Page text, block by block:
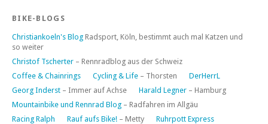
BIKE-BLOGS
Christiankoeln's Blog Radsport, Köln, bestimmt auch mal Katzen und
so weiter
Christof Tscherter – Rennradblog aus der Schweiz
Coffee & Chainrings
Cycling & Life – Thorsten
DerHerrL
Georg Inderst – Immer auf Achse Harald Legner – Hamburg
Mountainbike und Rennrad Blog – Radfahren im Allgäu
Racing Ralph
Rauf aufs Bike! – Metty
Ruhrpott Express